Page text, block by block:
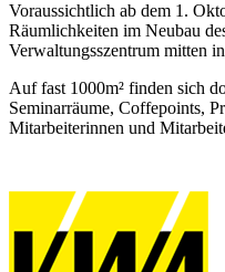
Voraussichtlich ab dem 1.
Räumlichkeiten im Neubau
Verwaltungsszentrum mitten
Auf fast 1000m² finden sich
Seminarräume, Coffepoints,
Mitarbeiterinnen und